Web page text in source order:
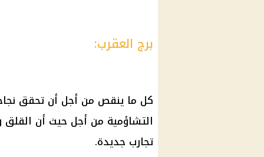
برج العقرب:
كل ما ينقص من أجل أن تحقق
التشاؤمية من أجل حيث أن القلق
تجارب جديدة.